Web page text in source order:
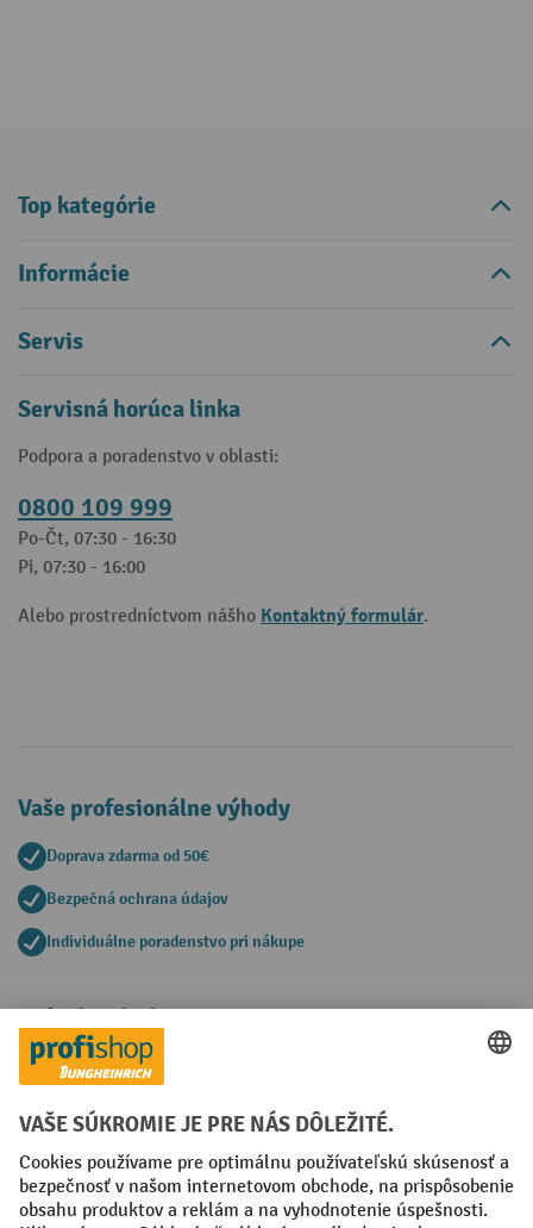
Top kategórie
Informácie
Servis
Servisná horúca linka
Podpora a poradenstvo v oblasti:
0800 109 999
Po-Čt, 07:30 - 16:30
Pi, 07:30 - 16:00
Alebo prostredníctvom nášho Kontaktný formulár.
Vaše profesionálne výhody
Doprava zdarma od 50€
Bezpečná ochrana údajov
Individuálne poradenstvo pri nákupe
Spôsoby platby
Creditcard (Master)Creditcard (Visa)
Faktúra Predplatba
Sociálne siete